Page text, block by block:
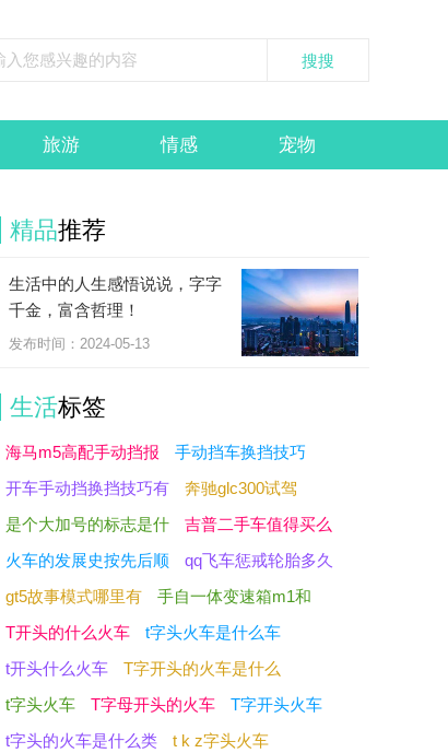
旅游 情感 宠物
精品推荐
生活中的人生感悟说说，字字
千金，富含哲理！
发布时间：2024-05-13
生活标签
海马m5高配手动挡报
手动挡车换挡技巧
开车手动挡换挡技巧有
奔驰glc300试驾
是个大加号的标志是什
吉普二手车值得买么
火车的发展史按先后顺
qq飞车惩戒轮胎多久
gt5故事模式哪里有
手自一体变速箱m1和
T开头的什么火车
t字头火车是什么车
t开头什么火车
T字开头的火车是什么
t字头火车
T字母开头的火车
T字开头火车
t字头的火车是什么类
t k z字头火车